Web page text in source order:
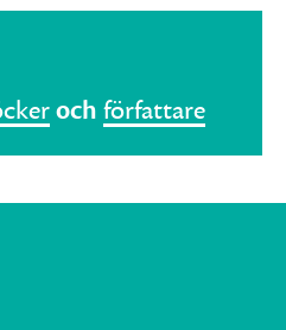
och författare